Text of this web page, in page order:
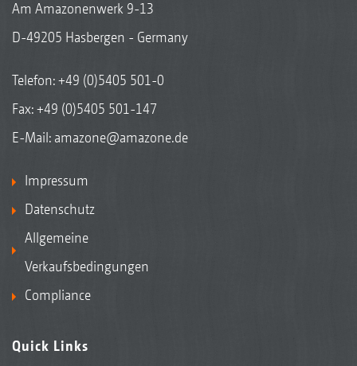
Am Amazonenwerk 9-13
D-49205 Hasbergen - Germany
Telefon:+49 (0)5405 501-0
Fax: +49 (0)5405 501-147
E-Mail: amazone@amazone.de
Impressum
Datenschutz
Allgemeine
Verkaufsbedingungen
Compliance
Quick Links